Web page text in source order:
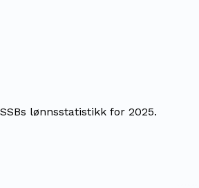
lønnsstatistikk for 2025.